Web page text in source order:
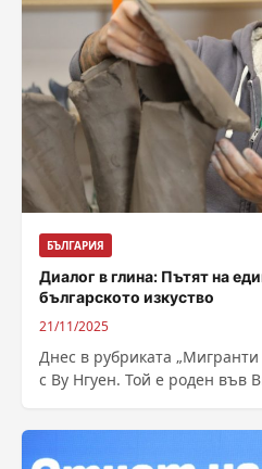
БЪЛГАРИЯ
Диалог в глина: Пътят на
българското изкуство
21/11/2025
Днес в рубриката
с Ву Нгуен. Той е роден във